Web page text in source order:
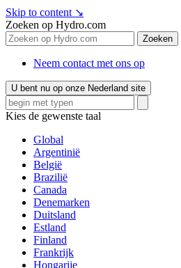
Skip to content ↘
Zoeken op Hydro.com
Zoeken
Neem contact met ons op
U bent nu op onze Nederland site
Kies de gewenste taal
Global
Argentinië
België
Brazilië
Canada
Denemarken
Duitsland
Estland
Finland
Frankrijk
Hongarije